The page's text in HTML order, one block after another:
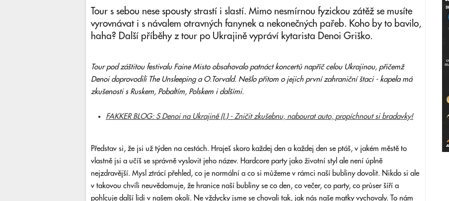
Tour s sebou nese spousty strastí i slastí. Mimo nesmírnou fyzickou zátěž se musíte
vyrovnávat i s návalem otravných fanynek a nekonečných pařeb. Koho by to bavilo,
haha? Další příběhy z tour po Ukrajině vypráví kytarista Denoi Griško.
Tour pod záštitou festivalu Faine Misto obsahovalo patnáct koncertů napříč celou Ukrajinou, přičemž
Denoi doprovodili The Unsleeping a O.Torvald. Nešlo přitom o jejich první zahraniční štaci - kapela má
zkušenosti s Ruskem, Pobaltím, Polskem i dalšími.
FAKKER BLOG: S Denoi na Ukrajině (I.) - Zničit zkušebnu, nabourat auto, propíchnout si bradavky!
Představ si, že jsi už týden na cestách. Hraješ skoro každej den a každej den se ptáš, v jakém městě to
vlastně jsi a učíš se správně vyslovit jeho název. Hardcore party jako životní styl ale není úplně
nejzdravější. Mysl ztrácí přehled, co je normální a co si můžeme v rámci naší bubliny dovolit. Nikdo si ale
v takovou chvíli neuvědomuje, že hranice naší bubliny se co den, co večer, co party, co průser šíří a
pohlcuje další lidi v našem okolí. Ne vždycky jsme se chovali tak, jak nás naše matky vychovaly. To nám